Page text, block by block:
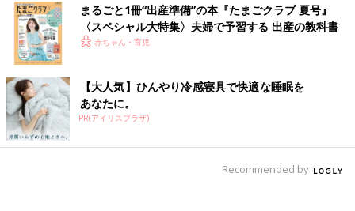
まるごと1冊“出産準備”の本『たまごクラブ 夏号』
〈スペシャル大特集〉夫婦で予習する 出産の教科書
赤ちゃん・育児
【大人気】ひんやり冷感寝具で快適な睡眠を
あなたに。
PR(アイリスプラザ)
Recommended by